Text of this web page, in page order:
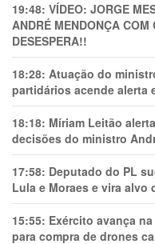
19:48: VÍDEO: JORGE
ANDRÉ MENDONÇA
DESESPERA!!
18:28: Atuação do
partidários acende alerta
18:18: Míriam Leitão
decisões do ministro
17:58: Deputado do PL
Lula e Moraes e vira alvo
15:55: Exército avança
para compra de drones